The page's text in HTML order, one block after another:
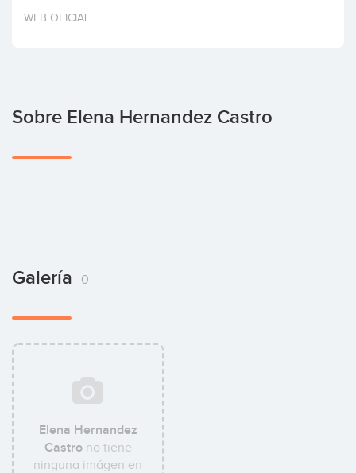
Invertir
WEB OFICIAL
Sobre Elena Hernandez Castro
Galería 0
Elena Hernandez
Castrono tiene
ninguna imágen en